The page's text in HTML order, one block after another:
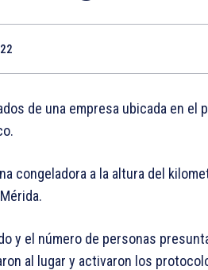
de una empresa ubicada en
congeladora a la altura del
y el número de personas
al lugar y activaron los